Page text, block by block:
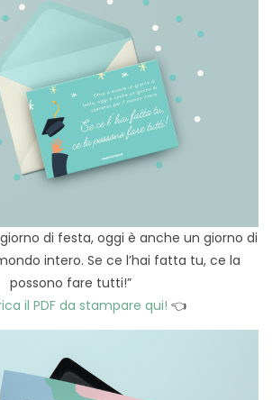
di festa, oggi è anche un giorno di
intero. Se ce l’hai fatta tu, ce la
possono fare tutti!”
il PDF da stampare qui! 👈